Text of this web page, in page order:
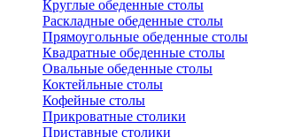
Круглые обеденные столы
Раскладные обеденные столы
Прямоугольные обеденные столы
Квадратные обеденные столы
Овальные обеденные столы
Коктейльные столы
Кофейные столы
Прикроватные столики
Приставные столики